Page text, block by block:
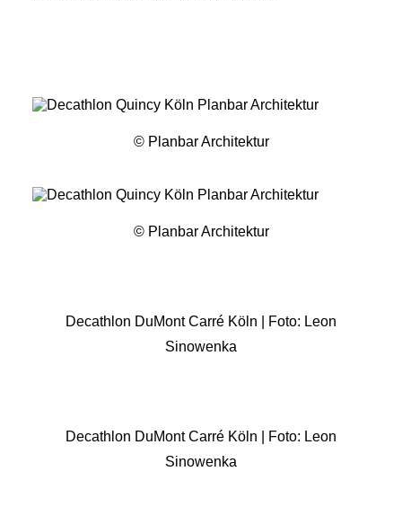
© Planbar Architektur
© Planbar Architektur
Decathlon DuMont Carré Köln | Foto: Leon
Sinowenka
Decathlon DuMont Carré Köln | Foto: Leon
Sinowenka